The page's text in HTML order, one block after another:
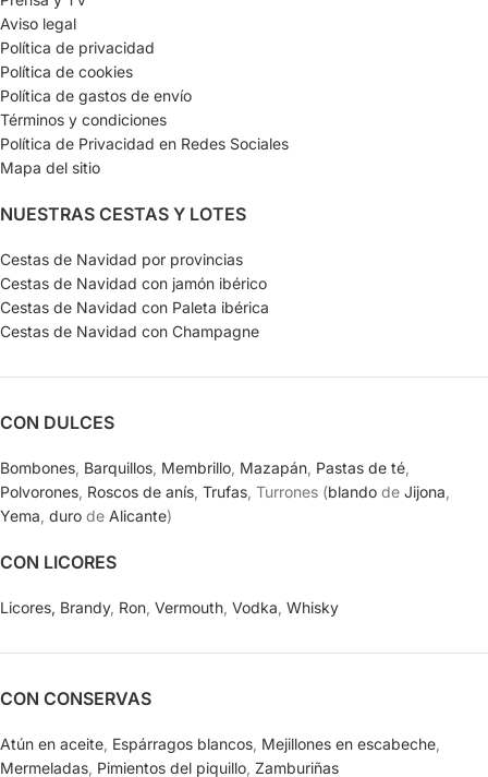
Aviso legal
Política de privacidad
Política de cookies
Política de gastos de envío
Términos y condiciones
Política de Privacidad en Redes Sociales
Mapa del sitio
NUESTRAS CESTAS Y LOTES
Cestas de Navidad por provincias
Cestas de Navidad con jamón ibérico
Cestas de Navidad con Paleta ibérica
Cestas de Navidad con Champagne
CON DULCES
Bombones Barquillos Membrillo Mazapán Pastas de té
Polvorones Roscos de anís Trufas , Turrones (blando de Jijona
Yema duro de Alicante)
CON LICORES
Licores, Brandy, Ron Vermouth Vodka Whisky
CON CONSERVAS
Atún en aceite Espárragos blancos Mejillones en escabeche
Mermeladas Pimientos del piquillo Zamburiñas